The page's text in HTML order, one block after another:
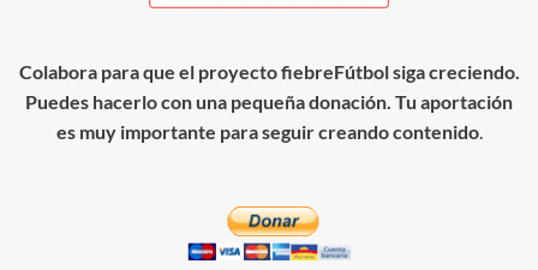
Colabora para que el proyecto fiebreFútbol siga creciendo.
Puedes hacerlo con una pequeña donación. Tu aportación
es muy importante para seguir creando contenido.